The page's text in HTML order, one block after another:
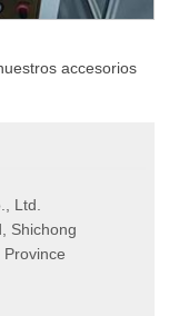
accesorios
Ltd.
Shichong